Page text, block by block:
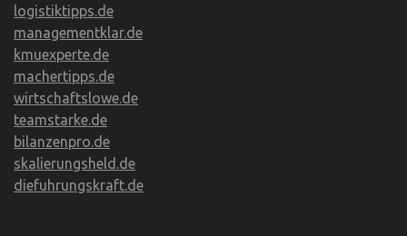
logistiktipps.de
managementklar.de
kmuexperte.de
machertipps.de
wirtschaftslowe.de
teamstarke.de
bilanzenpro.de
skalierungsheld.de
diefuhrungskraft.de